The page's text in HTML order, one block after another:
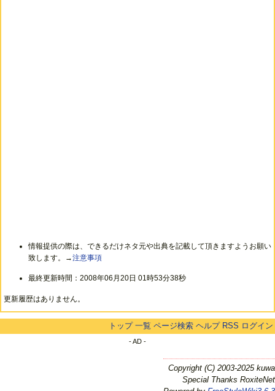
情報提供の際は、できるだけネタ元や出典を記載して頂きますようお願い
致します。→注意事項
最終更新時間：2008年06月20日 01時53分38秒
更新履歴はありません。
トップ 一覧 ページ検索 ヘルプ RSS ログイン
- AD -
Copyright (C) 2003-2025 kuwa
Special Thanks RoxiteNet